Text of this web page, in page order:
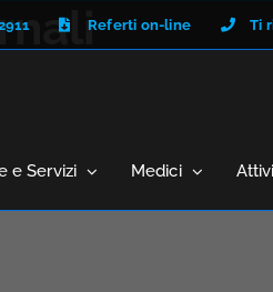
Referti on-line Ti
e Servizi Medici